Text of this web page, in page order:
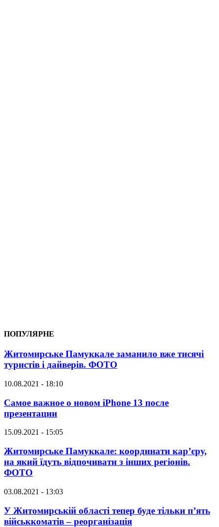
ПОПУЛЯРНЕ
Житомирське Памуккале заманило вже тисячі
туристів і дайверів. ФОТО
10.08.2021 - 18:10
Самое важное о новом iPhone 13 после
презентации
15.09.2021 - 15:05
Житомирське Памуккале: координати кар’єру,
на який їдуть відпочивати з інших регіонів.
ФОТО
03.08.2021 - 13:03
У Житомирській області тепер буде тільки п’ять
військкоматів – реорганізація